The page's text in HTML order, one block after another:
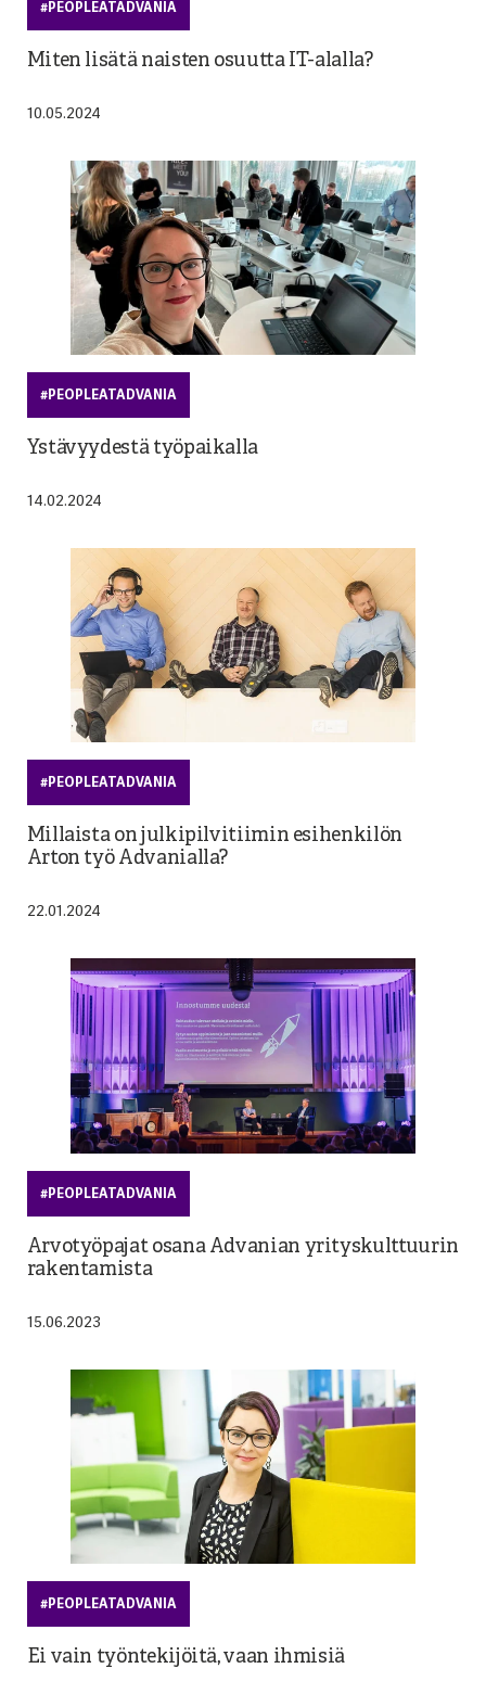
#PEOPLEATADVANIA
Miten lisätä naisten osuutta IT-alalla?
10.05.2024
#PEOPLEATADVANIA
Ystävyydestä työpaikalla
14.02.2024
#PEOPLEATADVANIA
Millaista on julkipilvitiimin esihenkilön
Arton työ Advanialla?
22.01.2024
#PEOPLEATADVANIA
Arvotyöpajat osana Advanian yrityskulttuurin
rakentamista
15.06.2023
#PEOPLEATADVANIA
Ei vain työntekijöitä, vaan ihmisiä